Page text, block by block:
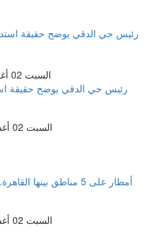
السبت 02 أغسطس 2025 04:25 مساءً
رئيس حي الدقي يوضح حقيقة
السبت 02 أغسطس 2025 11:18 صباحاً
أمطار على 5 مناطق
السبت 02 أغسطس 2025 10:09 صباحاً